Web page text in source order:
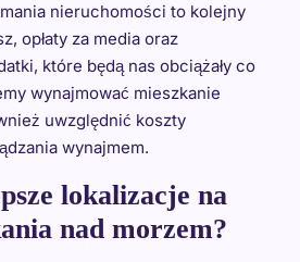
nieruchomości to kolejny
opłaty za media oraz
które będą nas obciążały co
wynajmować mieszkanie
uwzględnić koszty
wynajmem.
lokalizacje na
nad morzem?